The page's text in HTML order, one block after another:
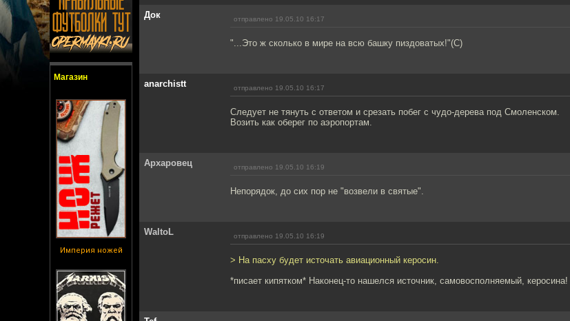
Магазин
Империя ножей
Док отправлено 19.05.10 16:17
"...Это ж сколько в мире на всю башку пиздоватых!"(С)
anarchistt отправлено 19.05.10 16:17
Следует не тянуть с ответом и срезать побег с чудо-дерева под Смоленском.
Возить как оберег по аэропортам.
Архаровец отправлено 19.05.10 16:19
Непорядок, до сих пор не "возвели в святые".
WaltoL отправлено 19.05.10 16:19
> На пасху будет источать авиационный керосин.
*писает кипятком* Наконец-то нашелся источник, самовосполняемый, керосина!